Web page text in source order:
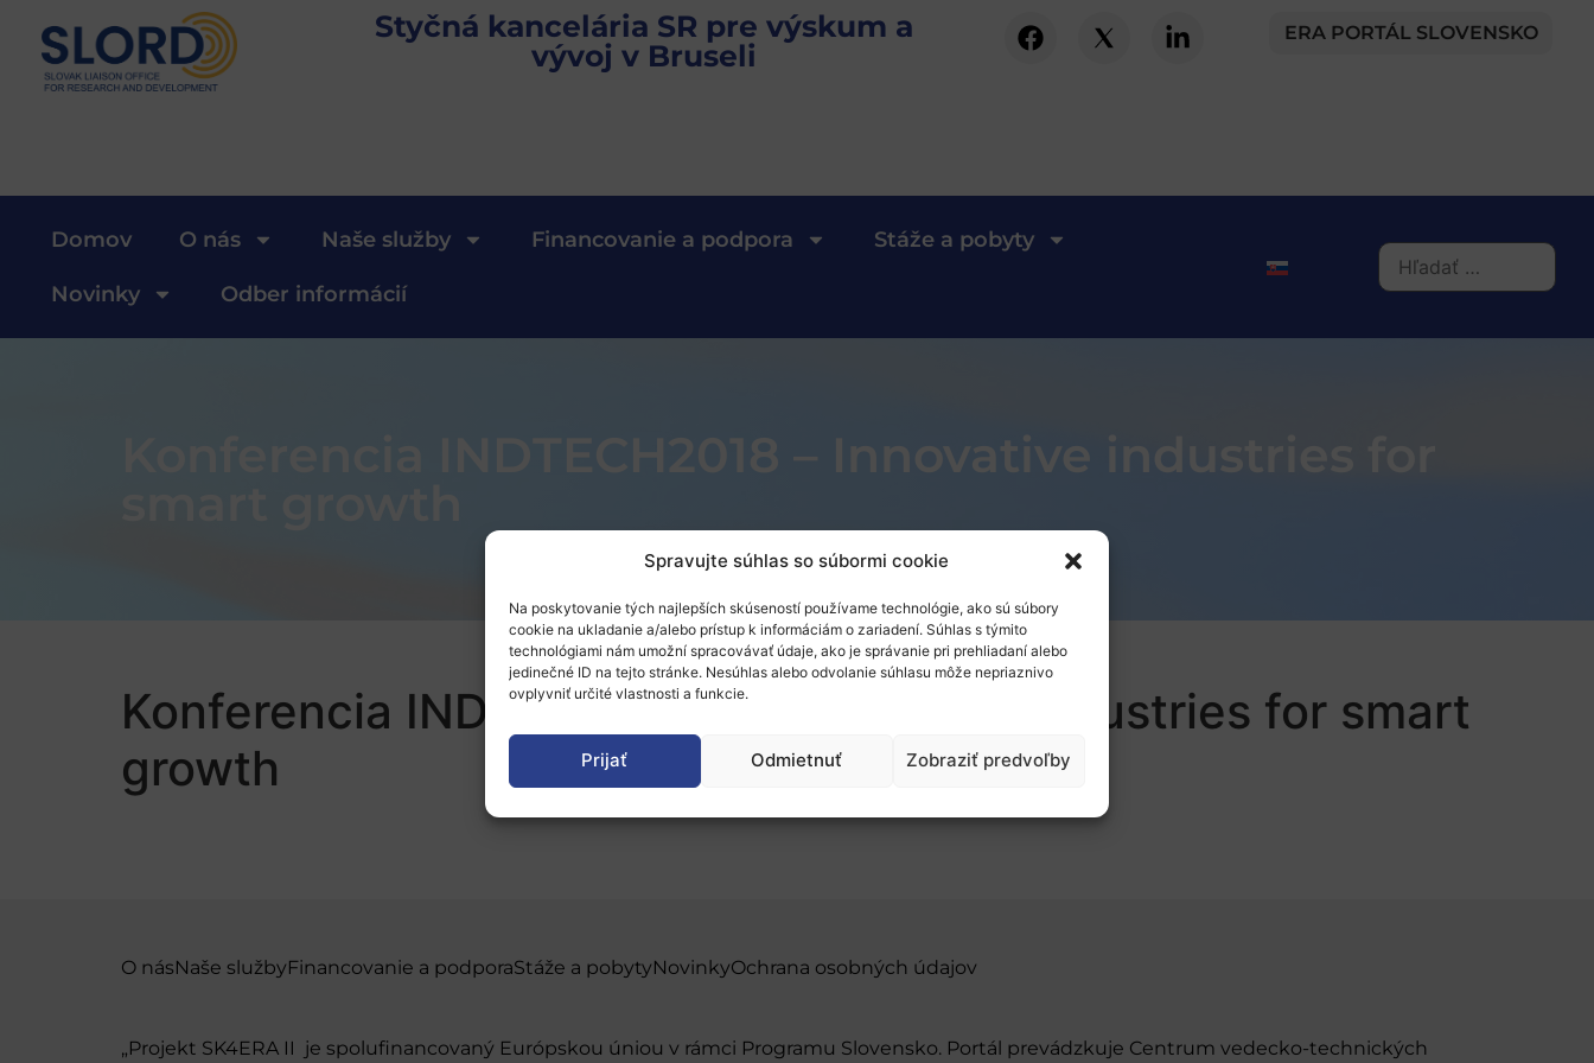
Spravujte súhlas so súbormi cookie
Na poskytovanie tých najlepších skúseností používame technológie, ako sú súbory
cookie na ukladanie a/alebo prístup k informáciám o zariadení. Súhlas s týmito
technológiami nám umožní spracovávať údaje, ako je správanie pri prehliadaní alebo
jedinečné ID na tejto stránke. Nesúhlas alebo odvolanie súhlasu môže nepriaznivo
ovplyvniť určité vlastnosti a funkcie.
Prijať Odmietnuť Zobraziť predvoľby
Styčná kancelária SR pre výskum a
vývoj v Bruseli
ERA PORTÁL SLOVENSKO
Domov O nás Naše služby Financovanie a podpora Stáže a pobyty
Novinky Odber informácií
Konferencia INDTECH2018 – Innovative industries for
Konferencia INDTECH2018 – Innovative industries for smart
growth
O násNaše službyFinancovanie a podporaStáže a pobytyNovinkyOchrana osobných údajov
„Projekt SK4ERA II je spolufinancovaný Európskou úniou v rámci Programu Slovensko. Portál prevádzkuje Centrum vedecko-technických